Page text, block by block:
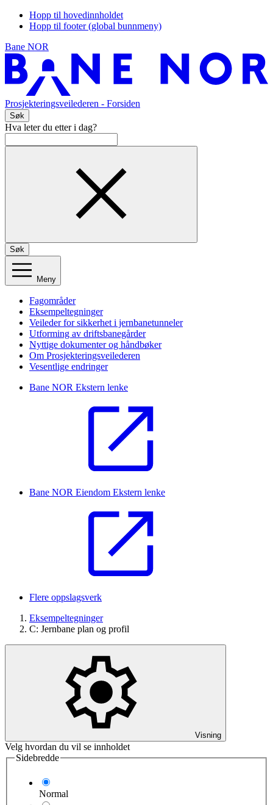
Hopp til hovedinnholdet
Hopp til footer (global bunnmeny)
Bane NOR
Prosjekteringsveilederen - Forsiden
Søk
Hva leter du etter i dag?
Søk
Meny
Fagområder
Eksempeltegninger
Veileder for sikkerhet i jernbanetunneler
Utforming av driftsbanegårder
Nyttige dokumenter og håndbøker
Om Prosjekteringsveilederen
Vesentlige endringer
Bane NOR Ekstern lenke
Bane NOR Eiendom Ekstern lenke
Flere oppslagsverk
Eksempeltegninger
C: Jernbane plan og profil
Visning
Velg hvordan du vil se innholdet
Sidebredde
Normal